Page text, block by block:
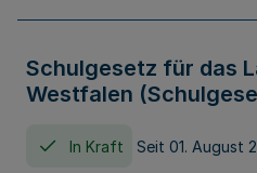
Schulgesetz für das
Westfalen
In Kraft Seit 01. August